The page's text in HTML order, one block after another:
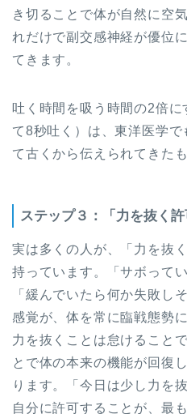
き切ることで体が自然に空
れだけで副交感神経が優位
てきます。
吐く時間を吸う時間の2倍
て8秒吐く）は、東洋医学
て古くから伝えられてきたも
ステップ３：「力を抜く
実は多くの人が、「力を抜
持っています。「サボって
「緩んでいたら何か失敗
感覚が、体を常に臨戦態勢
力を抜くことは怠けること
とで体の本来の機能が回復
ります。「今日は少し力を
自分に許可することが、最